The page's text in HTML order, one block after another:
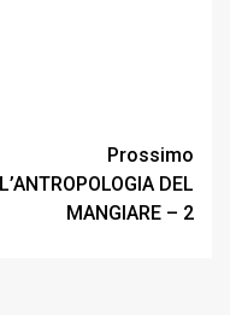
Prossimo
L’ANTROPOLOGIA DEL
MANGIARE – 2